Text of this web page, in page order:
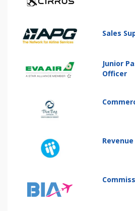
Sales
Junior
Officer